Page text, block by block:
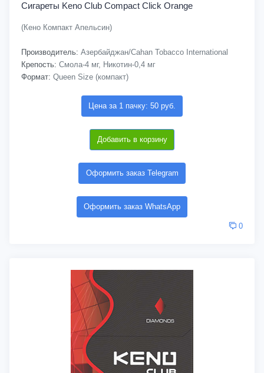
Сигареты Keno Club Compact Click Orange
(Кено Компакт Апельсин)
Производитель: Азербайджан/Cahan Tobacco International
Крепость: Смола-4 мг, Никотин-0,4 мг
Формат: Queen Size (компакт)
Цена за 1 пачку: 50 руб.
Добавить в корзину
Оформить заказ Telegram
Оформить заказ WhatsApp
0